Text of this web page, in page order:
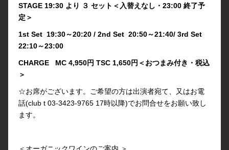
STAGE 19:30 より ３ セット＜入替えなし・23:00 終了予
定＞
1st Set 19:30～20:20 / 2nd Set 20:50～21:40/ 3rd Set
22:10～23:00
CHARGE MC 4,950円 TSC 1,650円＜おつまみ付き・税込
＞
☆お席がございます。ご希望の方は出演者宛て、又はお電
話(club t 03-3423-9765 17時以降)でお問合せをお願い致し
ます。
＜ オーガニックワインのご案内 ＞